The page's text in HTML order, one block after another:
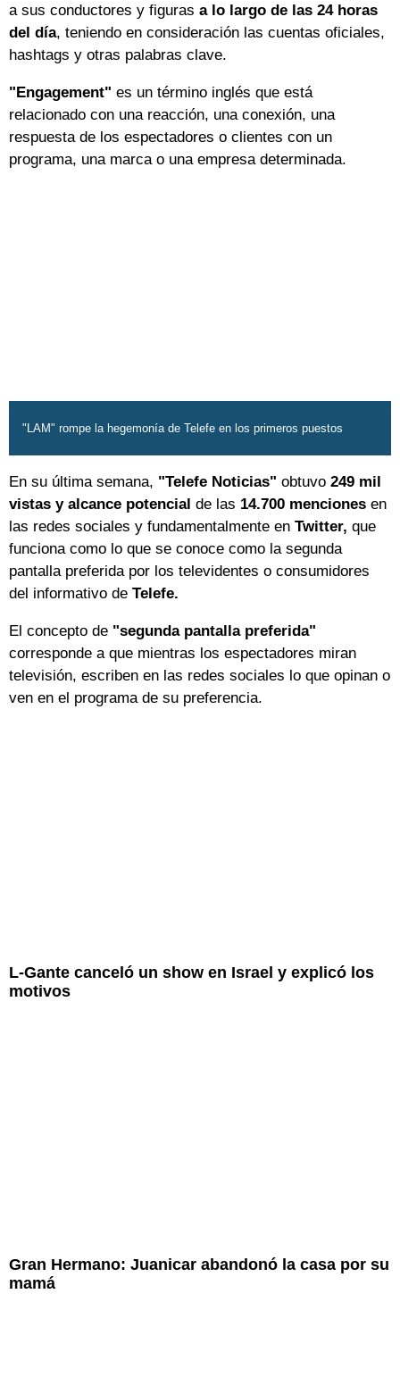
a sus conductores y figuras a lo largo de las 24 horas
del día, teniendo en consideración las cuentas oficiales,
hashtags y otras palabras clave.
"Engagement" es un término inglés que está
relacionado con una reacción, una conexión, una
respuesta de los espectadores o clientes con un
programa, una marca o una empresa determinada.
"LAM" rompe la hegemonía de Telefe en los primeros puestos
En su última semana, "Telefe Noticias" obtuvo 249 mil
vistas y alcance potencial de las 14.700 menciones en
las redes sociales y fundamentalmente en Twitter, que
funciona como lo que se conoce como la segunda
pantalla preferida por los televidentes o consumidores
del informativo de Telefe.
El concepto de "segunda pantalla preferida"
corresponde a que mientras los espectadores miran
televisión, escriben en las redes sociales lo que opinan o
ven en el programa de su preferencia.
L-Gante canceló un show en Israel y explicó los
motivos
Gran Hermano: Juanicar abandonó la casa por su
mamá